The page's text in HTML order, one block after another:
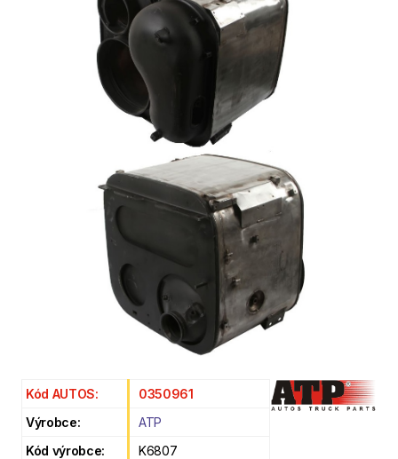
Kód AUTOS:
0350961
Výrobce:
ATP
Kód výrobce:
K6807